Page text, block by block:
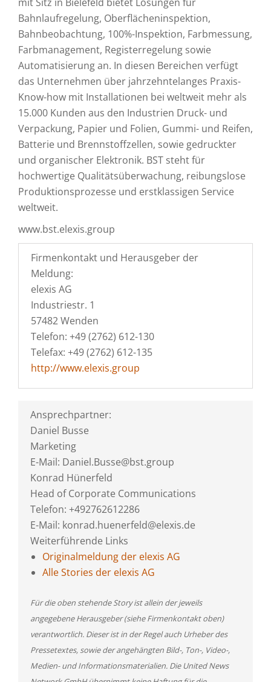
Bahnlaufregelung, Oberflächeninspektion,
Bahnbeobachtung, 100%-Inspektion, Farbmessung,
Farbmanagement, Registerregelung sowie
Automatisierung an. In diesen Bereichen verfügt
das Unternehmen über jahrzehntelanges Praxis-
Know-how mit Installationen bei weltweit mehr als
15.000 Kunden aus den Industrien Druck- und
Verpackung, Papier und Folien, Gummi- und Reifen,
Batterie und Brennstoffzellen, sowie gedruckter
und organischer Elektronik. BST steht für
hochwertige Qualitätsüberwachung, reibungslose
Produktionsprozesse und erstklassigen Service
weltweit.
www.bst.elexis.group
Firmenkontakt und Herausgeber der
Meldung:
elexis AG
Industriestr. 1
57482 Wenden
Telefon: +49 (2762) 612-130
Telefax: +49 (2762) 612-135
http://www.elexis.group
Ansprechpartner:
Daniel Busse
Marketing
E-Mail: Daniel.Busse@bst.group
Konrad Hünerfeld
Head of Corporate Communications
Telefon: +492762612286
E-Mail: konrad.huenerfeld@elexis.de
Weiterführende Links
Originalmeldung der elexis AG
Alle Stories der elexis AG
Für die oben stehende Story ist allein der jeweils
angegebene Herausgeber (siehe Firmenkontakt oben)
verantwortlich. Dieser ist in der Regel auch Urheber des
Pressetextes, sowie der angehängten Bild-, Ton-, Video-,
Medien- und Informationsmaterialien. Die United News